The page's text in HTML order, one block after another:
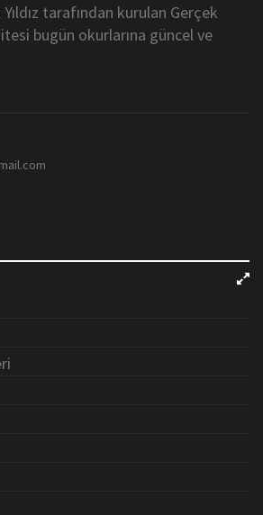
Yıldız tarafından kurulan Gerçek
bugün okurlarına güncel ve